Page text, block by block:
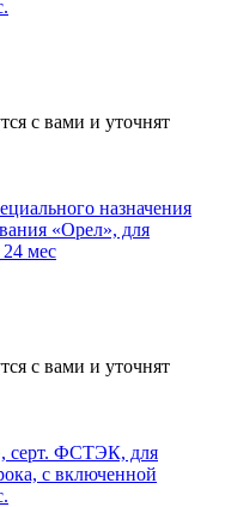
с вами и уточнят
назначения
«Орел», для
мес
с вами и уточнят
серт. ФСТЭК, для
с включенной